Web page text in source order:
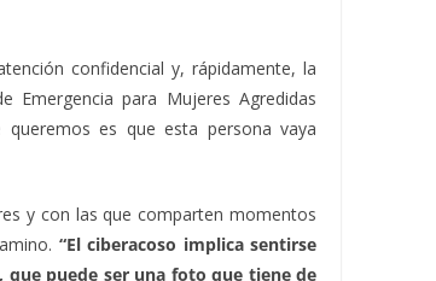
confidencial y, rápidamente, la
Emergencia para Mujeres Agredidas
es que esta persona vaya
y con las que comparten momentos
“El ciberacoso implica sentirse
puede ser una foto que tiene de